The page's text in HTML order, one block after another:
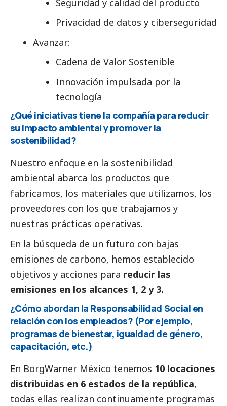
Seguridad y calidad del producto
Privacidad de datos y ciberseguridad
Avanzar:
Cadena de Valor Sostenible
Innovación impulsada por la
tecnología
¿Qué iniciativas tiene la compañía para reducir
su impacto ambiental y promover la
sostenibilidad?
Nuestro enfoque en la sostenibilidad
ambiental abarca los productos que
fabricamos, los materiales que utilizamos, los
proveedores con los que trabajamos y
nuestras prácticas operativas.
En la búsqueda de un futuro con bajas
emisiones de carbono, hemos establecido
objetivos y acciones para reducir las
emisiones en los alcances 1, 2 y 3.
¿Cómo abordan la Responsabilidad Social en
relación con los empleados? (Por ejemplo,
programas de bienestar, igualdad de género,
capacitación, etc.)
En BorgWarner México tenemos 10 locaciones
distribuidas en 6 estados de la república,
todas ellas realizan continuamente programas